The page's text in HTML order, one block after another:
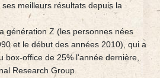
meilleurs résultats depuis la
génération Z (les personnes nées
et le début des années 2010), qui a
box-office de 25% l'année dernière,
Research Group.